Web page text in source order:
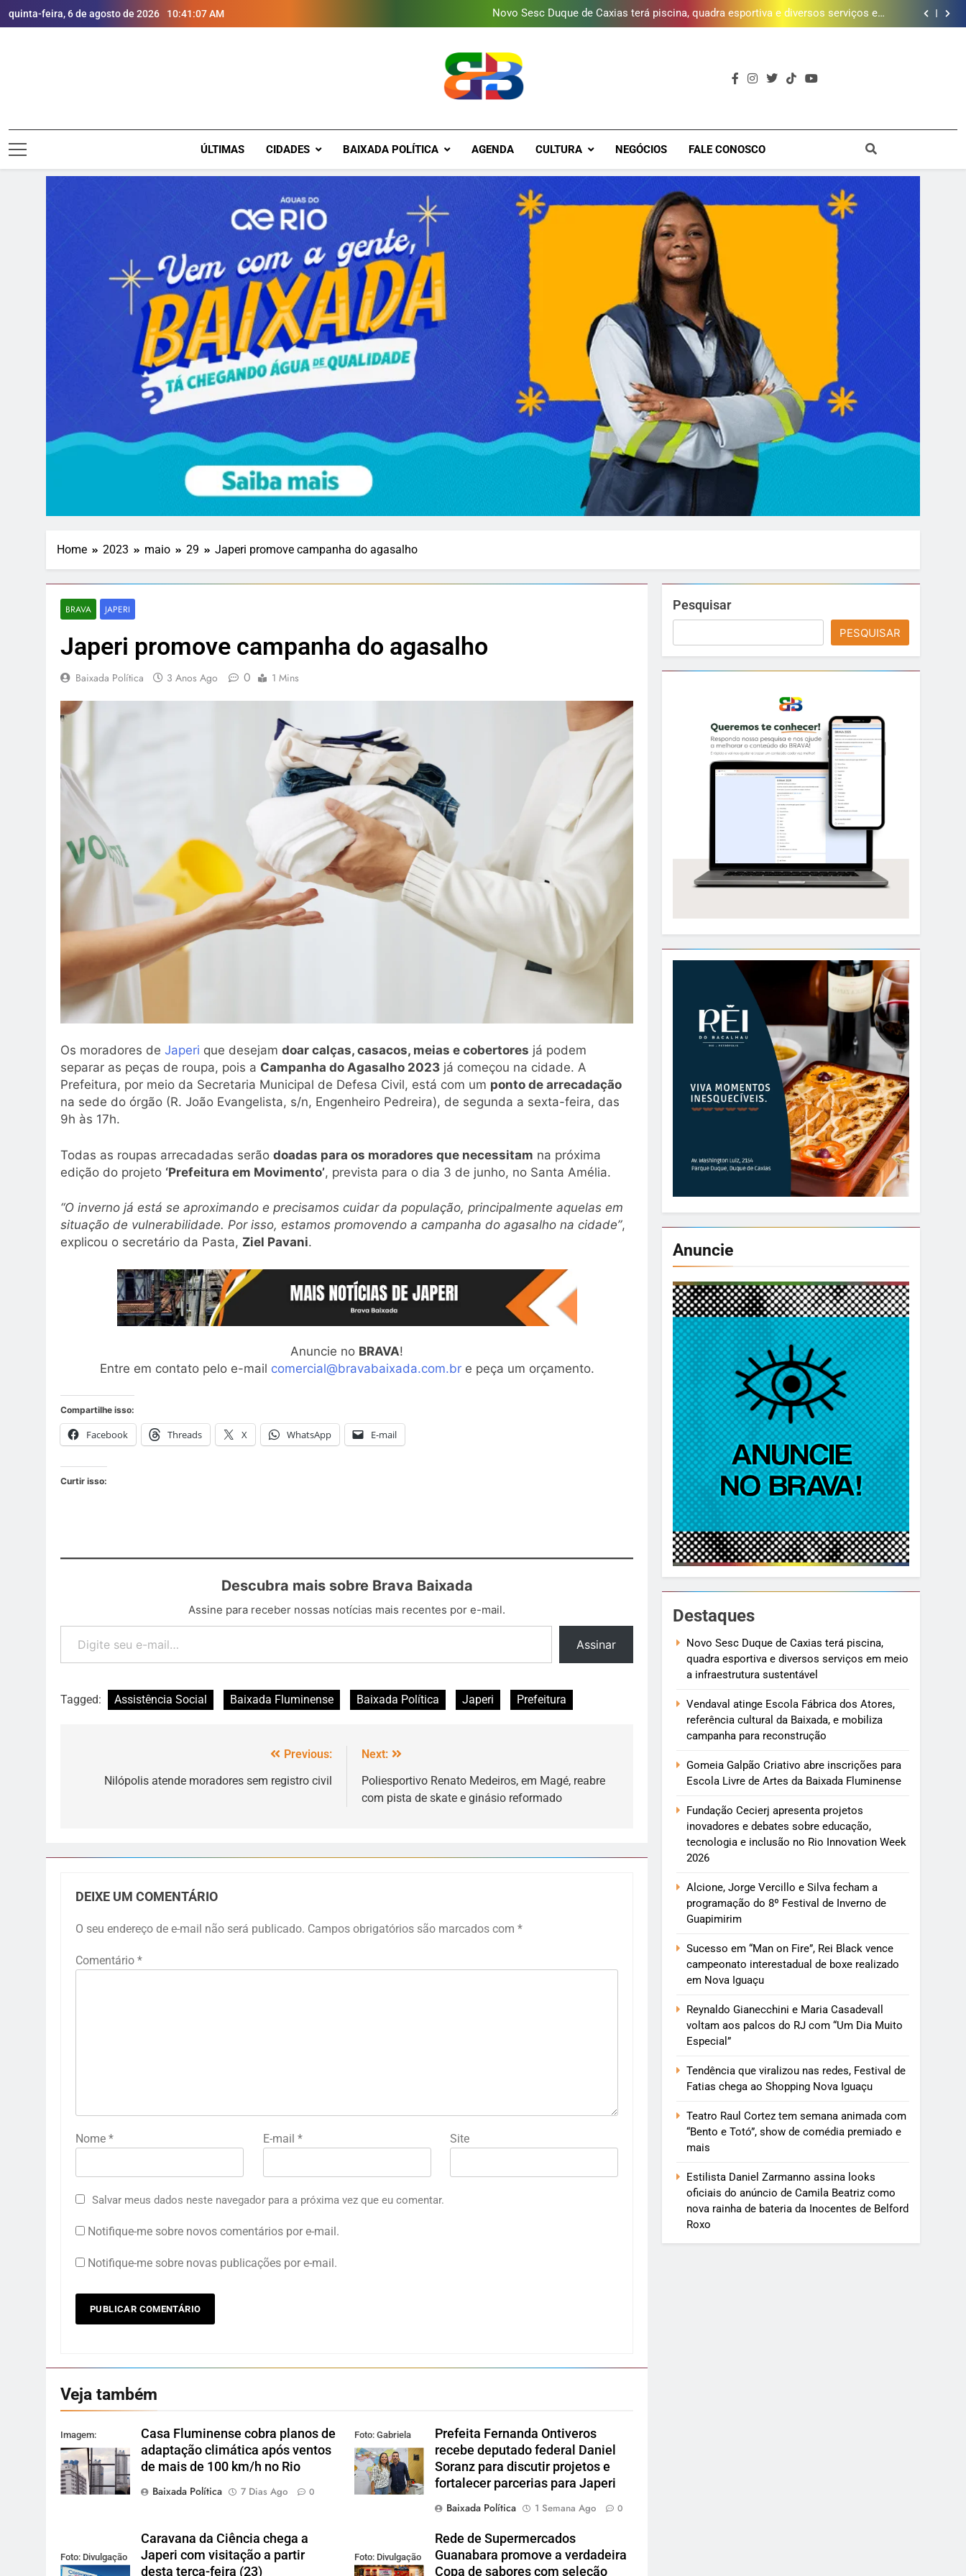
quinta-feira, 6 de agosto de 2026 10:41:08 AM
meio a infraestrutura sustentável
Vendaval atinge Escola Fábrica dos Atores, referência cultural da Baixada, e
mobiliza campanha para reconstrução
Gomeia Galpão Criativo abre inscrições para Escola Livre de Artes da Baixada
Novo Sesc Duque de Caxias terá piscina, quadra esportiva e diversos serviços em
mobiliza campanha para reconstrução
Gomeia Galpão Criativo abre inscrições para Escola Livre de Artes da Baixada
Brava Baixada
ÚLTIMAS CIDADES BAIXADA POLÍTICA AGENDA CULTURA NEGÓCIOS FALE CONOSCO
Home 2023 maio 29 Japeri promove campanha do agasalho
BRAVA JAPERI
Japeri promove campanha do agasalho
Baixada Política 3 Anos Ago 0 1 Mins
Os moradores de Japeri que desejam doar calças, casacos, meias e cobertores já podem
separar as peças de roupa, pois a Campanha do Agasalho 2023 já começou na cidade. A
Prefeitura, por meio da Secretaria Municipal de Defesa Civil, está com um ponto de arrecadação
na sede do órgão (R. João Evangelista, s/n, Engenheiro Pedreira), de segunda a sexta-feira, das
9h às 17h.
Todas as roupas arrecadadas serão doadas para os moradores que necessitam na próxima
edição do projeto ‘Prefeitura em Movimento’, prevista para o dia 3 de junho, no Santa Amélia.
“O inverno já está se aproximando e precisamos cuidar da população, principalmente aquelas em
situação de vulnerabilidade. Por isso, estamos promovendo a campanha do agasalho na cidade”,
explicou o secretário da Pasta, Ziel Pavani.
Anuncie no BRAVA!
Entre em contato pelo e-mail comercial@bravabaixada.com.bre peça um orçamento.
Compartilhe isso:
Facebook Threads X WhatsApp E-mail
Curtir isso:
Descubra mais sobre Brava Baixada
Assine para receber nossas notícias mais recentes por e-mail.
Assinar
Tagged: Assistência Social Baixada Fluminense Baixada Política Japeri Prefeitura
Previous:
Nilópolis atende moradores sem registro civil
Next:
Poliesportivo Renato Medeiros, em Magé, reabre
com pista de skate e ginásio reformado
DEIXE UM COMENTÁRIO
O seu endereço de e-mail não será publicado. Campos obrigatórios são marcados com *
Comentário *
Nome * E-mail * Site
Salvar meus dados neste navegador para a próxima vez que eu comentar.
Notifique-me sobre novos comentários por e-mail.
Notifique-me sobre novas publicações por e-mail.
Veja também
Imagem:
Reprodução
Casa Fluminense cobra planos de
adaptação climática após ventos
de mais de 100 km/h no Rio
Baixada Política
7 Dias Ago 0
Foto: Gabriela
Figueiredo
Prefeita Fernanda Ontiveros
recebe deputado federal Daniel
Soranz para discutir projetos e
fortalecer parcerias para Japeri
Baixada Política
1 Semana Ago 0
Foto: Divulgação
Caravana da Ciência chega a
Japeri com visitação a partir
desta terça-feira (23)
Foto: Divulgação
Rede de Supermercados
Guanabara promove a verdadeira
Copa de sabores com seleção
Pesquisar
PESQUISAR
Anuncie
Destaques
Novo Sesc Duque de Caxias terá piscina,
quadra esportiva e diversos serviços em meio
a infraestrutura sustentável
Vendaval atinge Escola Fábrica dos Atores,
referência cultural da Baixada, e mobiliza
campanha para reconstrução
Gomeia Galpão Criativo abre inscrições para
Escola Livre de Artes da Baixada Fluminense
Fundação Cecierj apresenta projetos
inovadores e debates sobre educação,
tecnologia e inclusão no Rio Innovation Week
2026
Alcione, Jorge Vercillo e Silva fecham a
programação do 8º Festival de Inverno de
Guapimirim
Sucesso em “Man on Fire”, Rei Black vence
campeonato interestadual de boxe realizado
em Nova Iguaçu
Reynaldo Gianecchini e Maria Casadevall
voltam aos palcos do RJ com “Um Dia Muito
Especial”
Tendência que viralizou nas redes, Festival de
Fatias chega ao Shopping Nova Iguaçu
Teatro Raul Cortez tem semana animada com
“Bento e Totó”, show de comédia premiado e
mais
Estilista Daniel Zarmanno assina looks
oficiais do anúncio de Camila Beatriz como
nova rainha de bateria da Inocentes de Belford
Roxo